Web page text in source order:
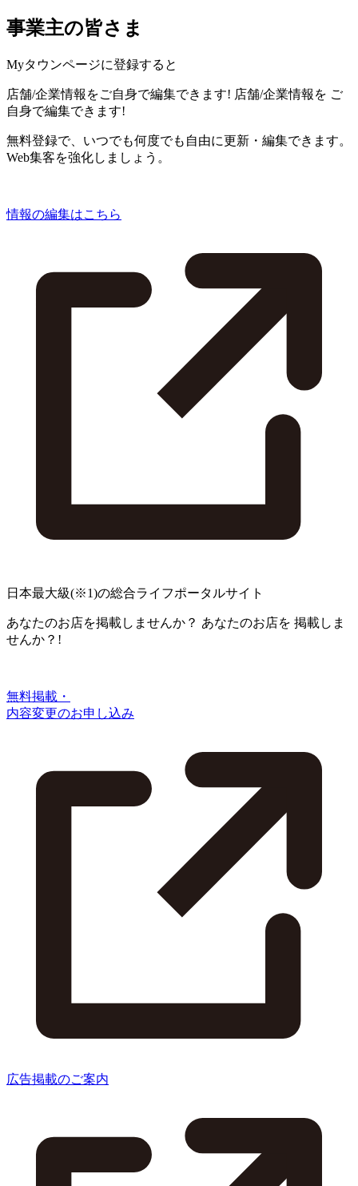
事業主の皆さま
Myタウンページに登録すると
店舗/企業情報をご自身で編集できます! 店舗/企業情報を ご
自身で編集できます!
無料登録で、いつでも何度でも自由に更新・編集できます。
Web集客を強化しましょう。
情報の編集はこちら
日本最大級(※1)の総合ライフポータルサイト
あなたのお店を掲載しませんか？ あなたのお店を 掲載しま
せんか？!
無料掲載・
内容変更のお申し込み
広告掲載のご案内